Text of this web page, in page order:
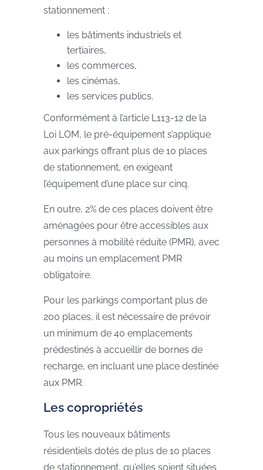
stationnement :
les bâtiments industriels et
tertiaires,
les commerces,
les cinémas,
les services publics.
Conformément à l’article L113-12 de la
Loi LOM, le pré-équipement s’applique
aux parkings offrant plus de 10 places
de stationnement, en exigeant
l’équipement d’une place sur cinq.
En outre, 2% de ces places doivent être
aménagées pour être accessibles aux
personnes à mobilité réduite (PMR), avec
au moins un emplacement PMR
obligatoire.
Pour les parkings comportant plus de
200 places, il est nécessaire de prévoir
un minimum de 40 emplacements
prédestinés à accueillir de bornes de
recharge, en incluant une place destinée
aux PMR.
Les copropriétés
Tous les nouveaux bâtiments
résidentiels dotés de plus de 10 places
de stationnement, qu’elles soient situées